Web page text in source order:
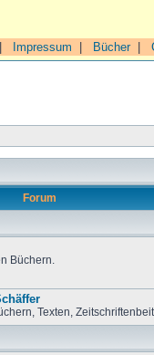
Impressum Bücher|
Forum
Büchern.
Texten,